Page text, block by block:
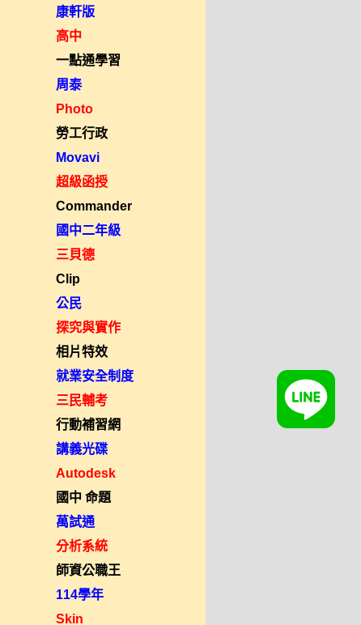
康軒版
高中
一點通學習
周泰
Photo
勞工行政
Movavi
超級函授
Commander
國中二年級
三貝德
Clip
公民
探究與實作
相片特效
就業安全制度
三民輔考
行動補習網
講義光碟
Autodesk
國中 命題
萬試通
分析系統
師資公職王
114學年
Skin